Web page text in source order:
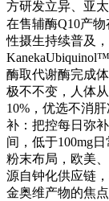
方研发立异、亚
在售辅酶Q10产
性摄生持续普及
酶取代谢酶完成
极不不变，人体
10%，优选不消
补：把控每日弥
间，低于100mg
粉末布局，欧美
源自钟化供应链
金奥维产物的焦